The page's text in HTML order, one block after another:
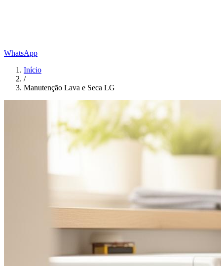
WhatsApp
Início
/
Manutenção Lava e Seca LG